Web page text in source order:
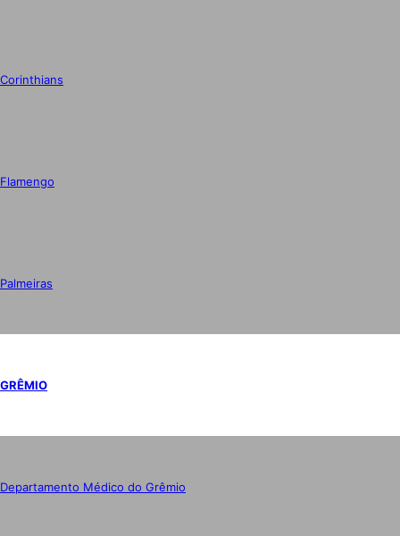
Corinthians
Flamengo
Palmeiras
GRÊMIO
Departamento Médico do Grêmio